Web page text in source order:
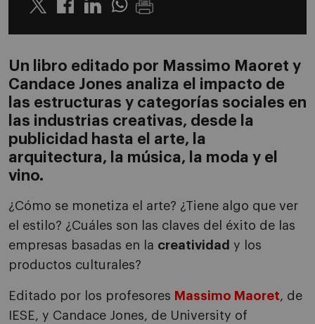
Twitter LinkedinWhatsapp
Un libro editado por Massimo Maoret y
Candace Jones analiza el impacto de
las estructuras y categorías sociales en
las industrias creativas, desde la
publicidad hasta el arte, la
arquitectura, la música, la moda y el
vino.
¿Cómo se monetiza el arte? ¿Tiene algo que ver
el estilo? ¿Cuáles son las claves del éxito de las
empresas basadas en la creatividad y los
productos culturales?
Editado por los profesores Massimo Maoret, de
IESE, y Candace Jones, de University of